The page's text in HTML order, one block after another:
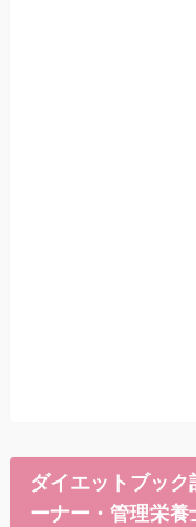
ダイエットブッ
ーナー・管理栄養